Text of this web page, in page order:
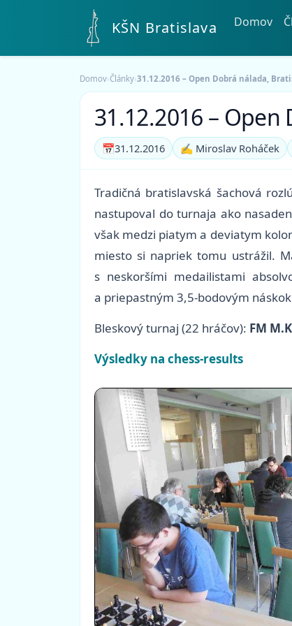
KŠN Bratislava Domov
Domov›Články›31.12.2016 – Open Dobrá nálada,
31.12.2016 –
📅31.12.2016 ✍️ Miroslav Roháček
Tradičná bratislavská šachová
nastupoval do turnaja ako
však medzi piatym a deviatym
miesto si napriek tomu ustrážil.
s neskoršími medailistami
a priepastným 3,5-bodovým
Bleskový turnaj (22 hráčov): FM
Výsledky na chess-results